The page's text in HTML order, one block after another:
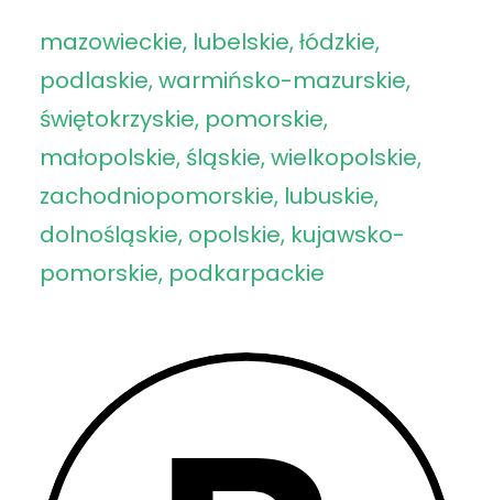
mazowieckie, lubelskie, łódzkie,
podlaskie, warmińsko-mazurskie,
świętokrzyskie, pomorskie,
małopolskie, śląskie, wielkopolskie,
zachodniopomorskie, lubuskie,
dolnośląskie, opolskie, kujawsko-
pomorskie, podkarpackie